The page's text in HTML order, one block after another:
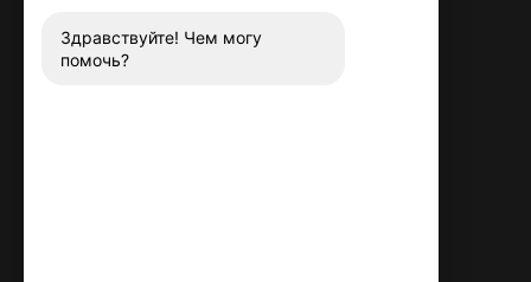
Заказать звонок
Здравствуйте! Чем могу
помочь?